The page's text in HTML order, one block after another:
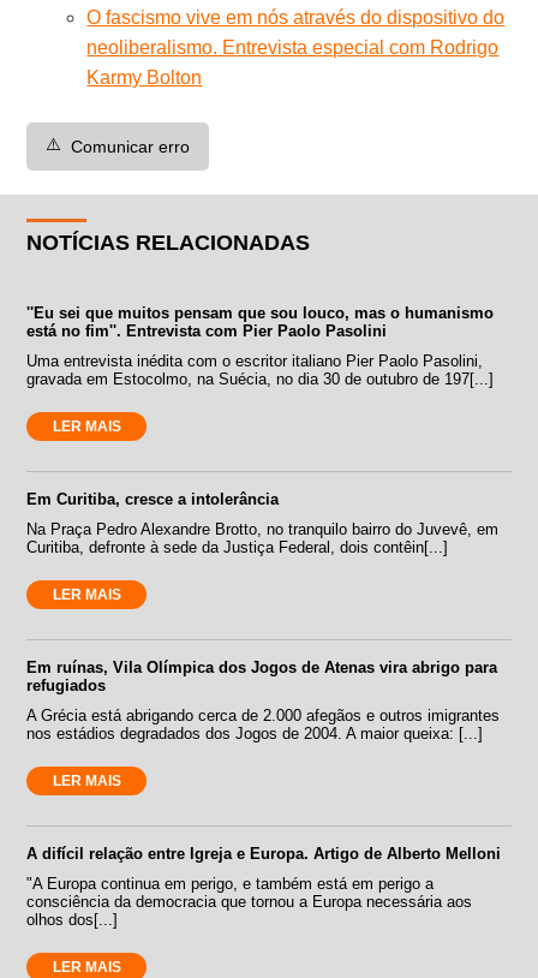
O fascismo vive em nós através do dispositivo do
neoliberalismo. Entrevista especial com Rodrigo
Karmy Bolton
⚠️ Comunicar erro
NOTÍCIAS RELACIONADAS
''Eu sei que muitos pensam que sou louco, mas o humanismo
está no fim''. Entrevista com Pier Paolo Pasolini
Uma entrevista inédita com o escritor italiano Pier Paolo Pasolini,
gravada em Estocolmo, na Suécia, no dia 30 de outubro de 197[...]
LER MAIS
Em Curitiba, cresce a intolerância
Na Praça Pedro Alexandre Brotto, no tranquilo bairro do Juvevê, em
Curitiba, defronte à sede da Justiça Federal, dois contêin[...]
LER MAIS
Em ruínas, Vila Olímpica dos Jogos de Atenas vira abrigo para
refugiados
A Grécia está abrigando cerca de 2.000 afegãos e outros imigrantes
nos estádios degradados dos Jogos de 2004. A maior queixa: [...]
LER MAIS
A difícil relação entre Igreja e Europa. Artigo de Alberto Melloni
"A Europa continua em perigo, e também está em perigo a
consciência da democracia que tornou a Europa necessária aos
olhos dos[...]
LER MAIS